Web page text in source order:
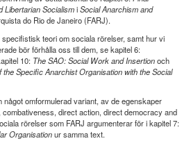
Libertarian SocialismiSocial Anarchism and
do Rio de Janeiro (FARJ).
teori om sociala rörelser, samt hur vi
bör förhålla oss till dem, se kapitel 6:
10: The SAO: Social Work and Insertionoch
the Specific Anarchist Organisation with the Social
något omformulerad variant, av de egenskaper
direct action, direct democracy and
rörelser som FARJ argumenterar för i kapitel 7:
Organisationur samma text.